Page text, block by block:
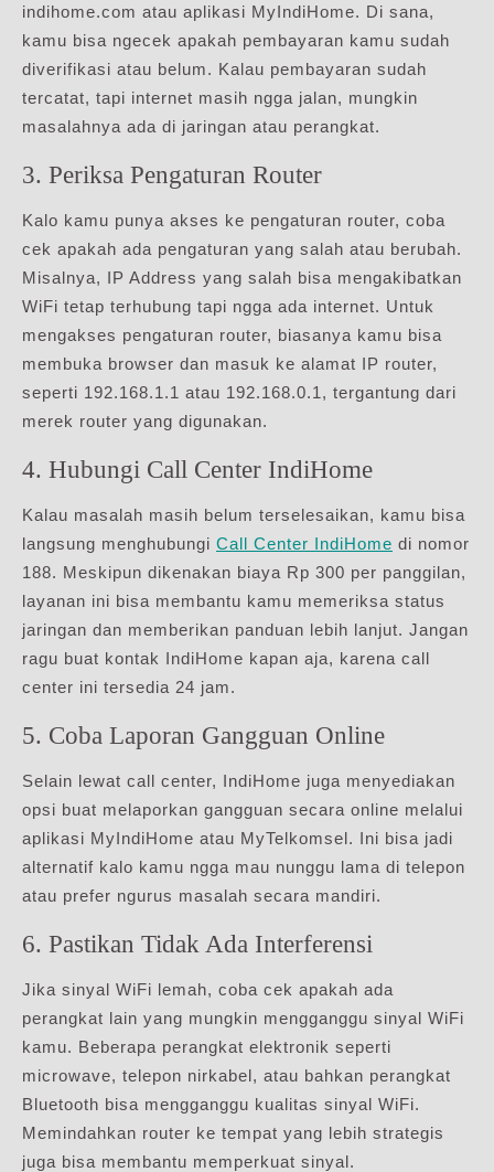
indihome.com atau aplikasi MyIndiHome. Di sana,
kamu bisa ngecek apakah pembayaran kamu sudah
diverifikasi atau belum. Kalau pembayaran sudah
tercatat, tapi internet masih ngga jalan, mungkin
masalahnya ada di jaringan atau perangkat.
3. Periksa Pengaturan Router
Kalo kamu punya akses ke pengaturan router, coba
cek apakah ada pengaturan yang salah atau berubah.
Misalnya, IP Address yang salah bisa mengakibatkan
WiFi tetap terhubung tapi ngga ada internet. Untuk
mengakses pengaturan router, biasanya kamu bisa
membuka browser dan masuk ke alamat IP router,
seperti 192.168.1.1 atau 192.168.0.1, tergantung dari
merek router yang digunakan.
4. Hubungi Call Center IndiHome
Kalau masalah masih belum terselesaikan, kamu bisa
langsung menghubungi Call Center IndiHome di nomor
188. Meskipun dikenakan biaya Rp 300 per panggilan,
layanan ini bisa membantu kamu memeriksa status
jaringan dan memberikan panduan lebih lanjut. Jangan
ragu buat kontak IndiHome kapan aja, karena call
center ini tersedia 24 jam.
5. Coba Laporan Gangguan Online
Selain lewat call center, IndiHome juga menyediakan
opsi buat melaporkan gangguan secara online melalui
aplikasi MyIndiHome atau MyTelkomsel. Ini bisa jadi
alternatif kalo kamu ngga mau nunggu lama di telepon
atau prefer ngurus masalah secara mandiri.
6. Pastikan Tidak Ada Interferensi
Jika sinyal WiFi lemah, coba cek apakah ada
perangkat lain yang mungkin mengganggu sinyal WiFi
kamu. Beberapa perangkat elektronik seperti
microwave, telepon nirkabel, atau bahkan perangkat
Bluetooth bisa mengganggu kualitas sinyal WiFi.
Memindahkan router ke tempat yang lebih strategis
juga bisa membantu memperkuat sinyal.